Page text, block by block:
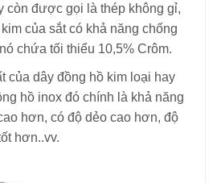
còn được gọi là thép không gỉ,
của sắt có khả năng chống
chứa tối thiểu 10,5% Crôm.
của dây đồng hồ kim loại hay
hồ inox đó chính là khả năng
hơn, có độ dẻo cao hơn, độ
hơn..vv.